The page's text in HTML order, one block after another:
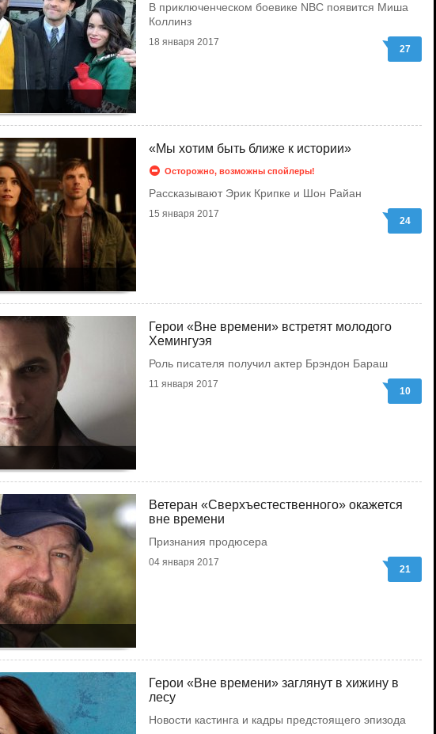
В приключенческом боевике NBC появится Миша
Коллинз
18 января 2017
27
«Мы хотим быть ближе к истории»
Осторожно, возможны спойлеры!
Рассказывают Эрик Крипке и Шон Райан
15 января 2017
24
Герои «Вне времени» встретят молодого
Хемингуэя
Роль писателя получил актер Брэндон Бараш
11 января 2017
10
Ветеран «Сверхъестественного» окажется
вне времени
Признания продюсера
04 января 2017
21
Герои «Вне времени» заглянут в хижину в
лесу
Новости кастинга и кадры предстоящего эпизода